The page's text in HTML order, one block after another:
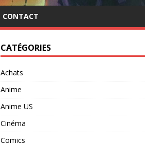
CONTACT
CATÉGORIES
Achats
Anime
Anime US
Cinéma
Comics